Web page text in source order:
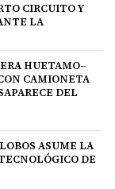
CIRCUITO Y
LA
HUETAMO–
CAMIONETA
DEL
ASUME LA
DE